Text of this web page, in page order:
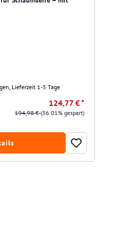
Lieferzeit 1-5 Tage
124,77 € *
194,98 €(36.01% gespart)